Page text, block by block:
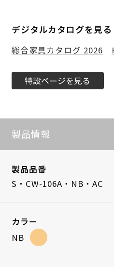
デジタルカタログを見る
総合家具カタログ 2026
特設ページを見る
製品情報
製品品番
S・CW-106A・NB・AC
カラー
NB